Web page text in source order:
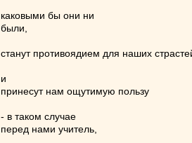
каковыми бы они ни
были,
станут противоядием для наших
и
принесут нам ощутимую пользу
- в таком случае
перед нами учитель,